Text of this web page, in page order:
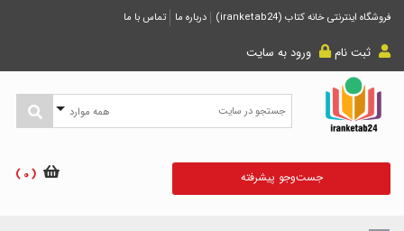
فروشگاه اینترنتی خانه کتاب (iranketab24) درباره ما تماس با ما
ثبت نام ورود به سایت
همه موارد
جست‌و‌جو پیشرفته ( 0 )